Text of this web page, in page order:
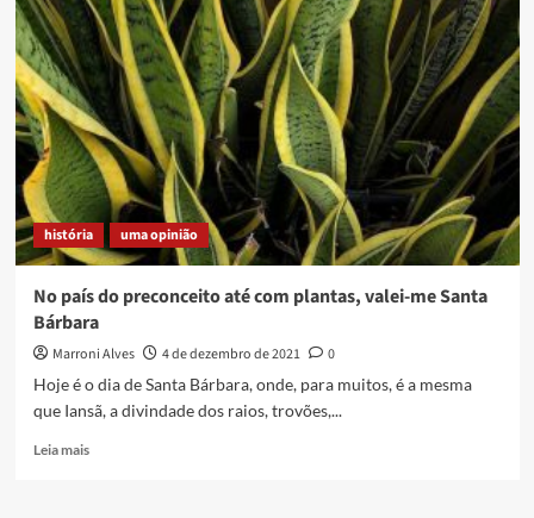
cultural
caxiense
da
pandemia
(2020/2021)
história uma opinião
No país do preconceito até com plantas, valei-me Santa
Bárbara
Marroni Alves 4 de dezembro de 2021
0
Hoje é o dia de Santa Bárbara, onde, para muitos, é a mesma
que Iansã, a divindade dos raios, trovões,...
Leia maisRead